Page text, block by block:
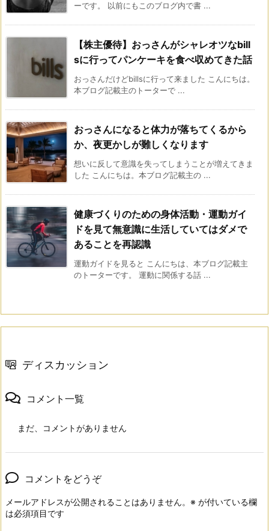
ーです。 以前にもこのブログ内で書 ...
【株主優待】おっさんがシャレオツなbill
sに行ってパンケーキを食べ収めてきた話
おっさんだけどbillsに行って来ました こんにちは。
本ブログ記載主のトーターで ...
おっさんになると体力が落ちてくるから
か、夜更かしが難しくなります
想いに反して意識を失ってしまうことが増えてきま
した こんにちは。本ブログ記載主の ...
健康づくりのための身体活動・運動ガイ
ドを見て無意識に生活していてはダメで
あることを再認識
運動ガイドを見ると こんにちは、本ブログ記載主
のトーターです。 運動に関係する話 ...
ディスカッション
コメント一覧
まだ、コメントがありません
コメントをどうぞ
メールアドレスが公開されることはありません。 ※ が付いている欄
は必須項目です